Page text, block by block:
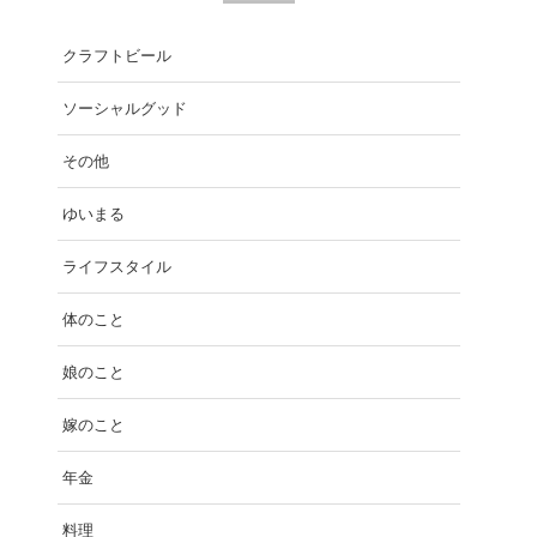
クラフトビール
ソーシャルグッド
その他
ゆいまる
ライフスタイル
体のこと
娘のこと
嫁のこと
年金
料理